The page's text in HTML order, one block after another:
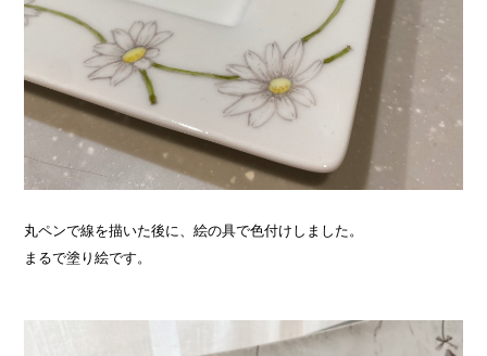
丸ペンで線を描いた後に、絵の具で色付けしました。
まるで塗り絵です。